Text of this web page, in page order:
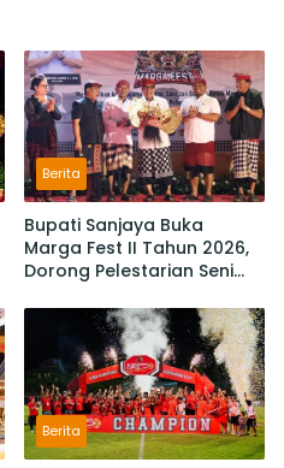
Berita
Bupati Sanjaya Buka
Marga Fest II Tahun 2026,
Dorong Pelestarian Seni
Potensi Lokal
Berita